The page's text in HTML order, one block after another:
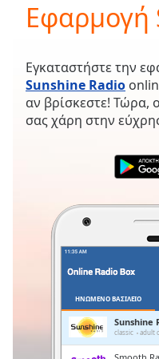
Current
Time0:00
Duration
Loaded:
0.00%
Stream
Remaining
Εφαρμογή
Εγκαταστήστε την
Sunshine Radio
αν βρίσκεστε! Τώρα,
σας χάρη στην
ΗΝΩΜΈΝΟ ΒΑΣΊΛΕΙΟ
Sunshine
classic adult
Smooth